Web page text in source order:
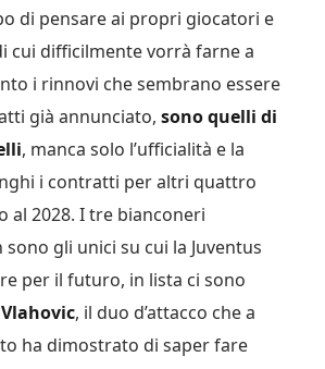
di pensare ai propri giocatori e
cui difficilmente vorrà farne a
i rinnovi che sembrano essere
già annunciato, sono quelli di
, manca solo l’ufficialità e la
i contratti per altri quattro
al 2028. I tre bianconeri
gli unici su cui la Juventus
per il futuro, in lista ci sono
, il duo d’attacco che a
ha dimostrato di saper fare